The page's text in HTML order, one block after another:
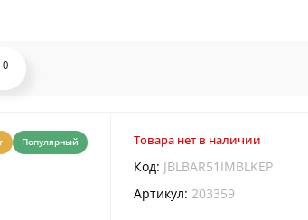
0
Популярный Товара нет в наличии
Код: JBLBAR51IMBLKEP
Артикул: 203359